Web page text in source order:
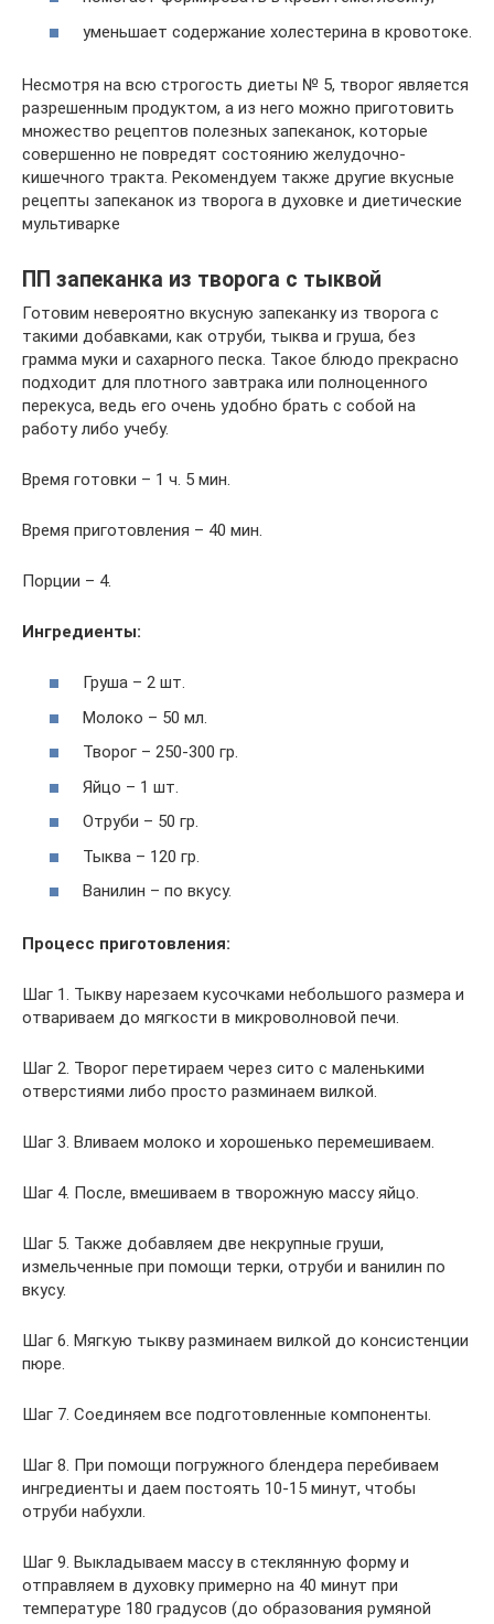
уменьшает содержание холестерина в кровотоке.
Несмотря на всю строгость диеты № 5, творог является
разрешенным продуктом, а из него можно приготовить
множество рецептов полезных запеканок, которые
совершенно не повредят состоянию желудочно-
кишечного тракта. Рекомендуем также другие вкусные
рецепты запеканок из творога в духовке и диетические
мультиварке
ПП запеканка из творога с тыквой
Готовим невероятно вкусную запеканку из творога с
такими добавками, как отруби, тыква и груша, без
грамма муки и сахарного песка. Такое блюдо прекрасно
подходит для плотного завтрака или полноценного
перекуса, ведь его очень удобно брать с собой на
работу либо учебу.
Время готовки – 1 ч. 5 мин.
Время приготовления – 40 мин.
Порции – 4.
Ингредиенты:
Груша – 2 шт.
Молоко – 50 мл.
Творог – 250-300 гр.
Яйцо – 1 шт.
Отруби – 50 гр.
Тыква – 120 гр.
Ванилин – по вкусу.
Процесс приготовления:
Шаг 1. Тыкву нарезаем кусочками небольшого размера и
отвариваем до мягкости в микроволновой печи.
Шаг 2. Творог перетираем через сито с маленькими
отверстиями либо просто разминаем вилкой.
Шаг 3. Вливаем молоко и хорошенько перемешиваем.
Шаг 4. После, вмешиваем в творожную массу яйцо.
Шаг 5. Также добавляем две некрупные груши,
измельченные при помощи терки, отруби и ванилин по
вкусу.
Шаг 6. Мягкую тыкву разминаем вилкой до консистенции
пюре.
Шаг 7. Соединяем все подготовленные компоненты.
Шаг 8. При помощи погружного блендера перебиваем
ингредиенты и даем постоять 10-15 минут, чтобы
отруби набухли.
Шаг 9. Выкладываем массу в стеклянную форму и
отправляем в духовку примерно на 40 минут при
температуре 180 градусов (до образования румяной